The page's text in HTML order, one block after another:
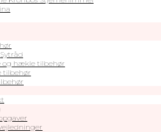
Sytråd
og hækle tilbehør
tilbehør